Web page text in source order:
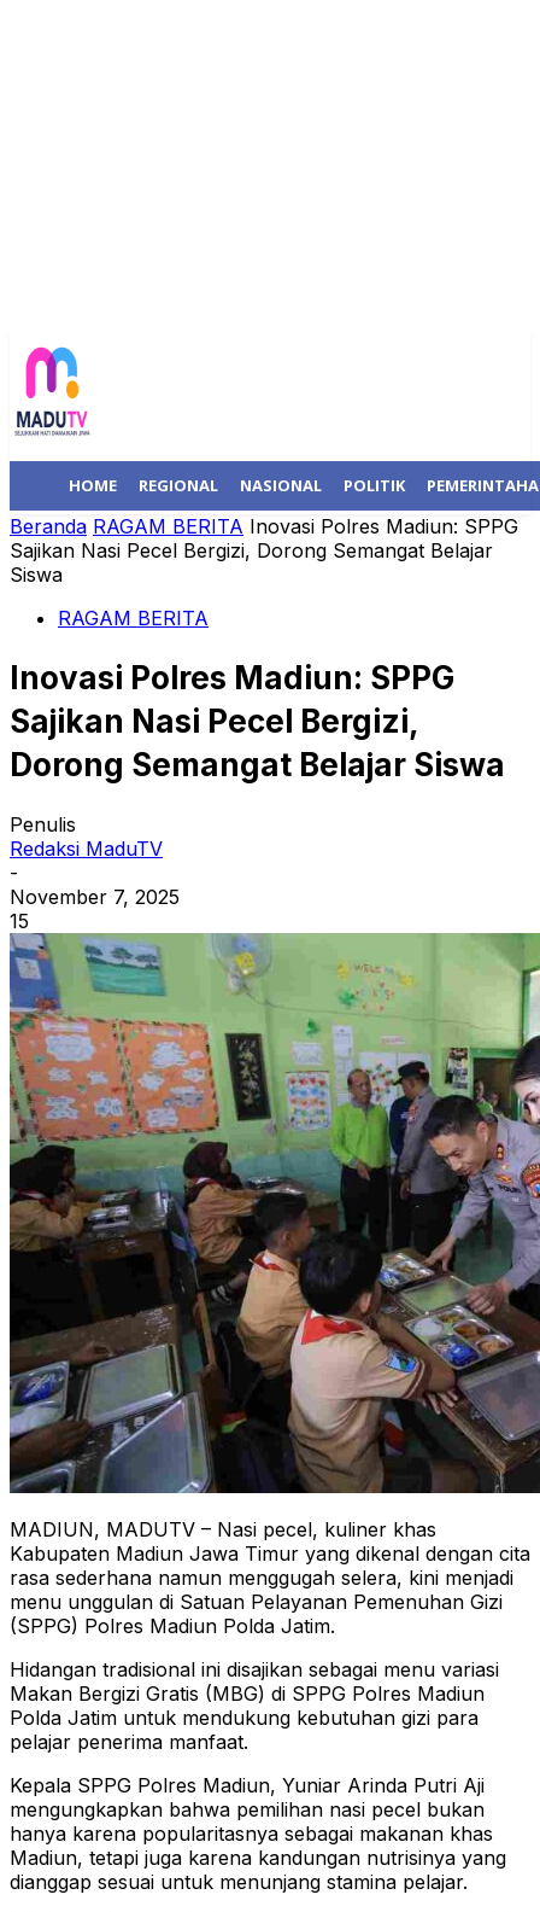
HOME REGIONAL NASIONAL POLITIK
Beranda RAGAM BERITA Inovasi Polres Madiun: SPPG
Sajikan Nasi Pecel Bergizi, Dorong Semangat Belajar
Siswa
RAGAM BERITA
Inovasi Polres Madiun: SPPG
Sajikan Nasi Pecel Bergizi,
Dorong Semangat Belajar Siswa
Penulis
Redaksi MaduTV
-
November 7, 2025
15
MADIUN, MADUTV – Nasi pecel, kuliner khas
Kabupaten Madiun Jawa Timur yang dikenal dengan cita
rasa sederhana namun menggugah selera, kini menjadi
menu unggulan di Satuan Pelayanan Pemenuhan Gizi
(SPPG) Polres Madiun Polda Jatim.
Hidangan tradisional ini disajikan sebagai menu variasi
Makan Bergizi Gratis (MBG) di SPPG Polres Madiun
Polda Jatim untuk mendukung kebutuhan gizi para
pelajar penerima manfaat.
Kepala SPPG Polres Madiun, Yuniar Arinda Putri Aji
mengungkapkan bahwa pemilihan nasi pecel bukan
hanya karena popularitasnya sebagai makanan khas
Madiun, tetapi juga karena kandungan nutrisinya yang
dianggap sesuai untuk menunjang stamina pelajar.